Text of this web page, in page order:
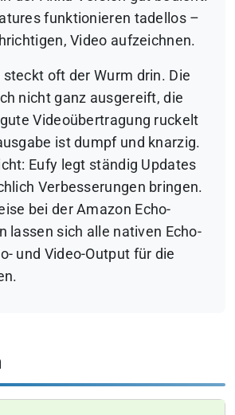
funktionieren tadellos –
Video aufzeichnen.
steckt oft der Wurm drin. Die
nicht ganz ausgereift, die
Videoübertragung ruckelt
ist dumpf und knarzig.
Eufy legt ständig Updates
Verbesserungen bringen.
bei der Amazon Echo-
lassen sich alle nativen Echo-
und Video-Output für die